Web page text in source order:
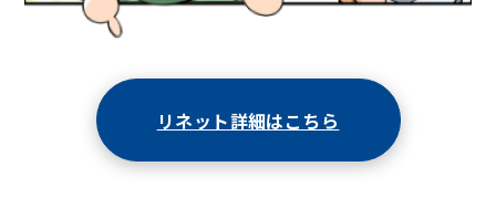
リネット詳細はこちら